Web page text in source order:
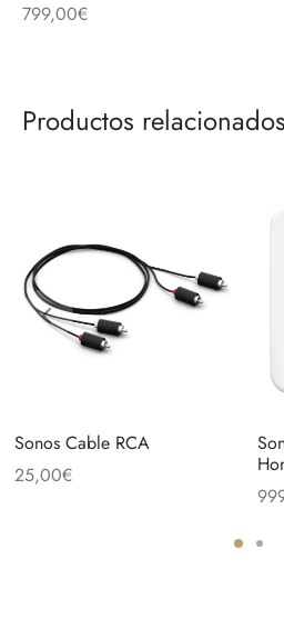
799,00€
Productos relacionados
Sonos Cable RCA
25,00€